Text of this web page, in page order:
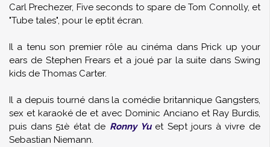
Carl Prechezer, Five seconds to spare de Tom Connolly, et
"Tube tales", pour le eptit écran.
Il a tenu son premier rôle au cinéma dans Prick up your
ears de Stephen Frears et a joué par la suite dans Swing
kids de Thomas Carter.
Il a depuis tourné dans la comédie britannique Gangsters,
sex et karaoké de et avec Dominic Anciano et Ray Burdis,
puis dans 51è état de Ronny Yuet Sept jours à vivre de
Sebastian Niemann.